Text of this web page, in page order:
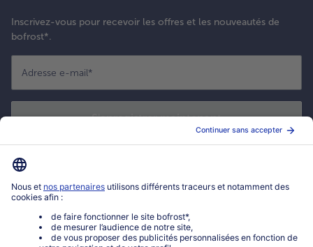
Inscrivez-vous pour recevoir les offres et les nouveautés de
bofrost*.
Adresse e-mail*
S'enregistrer maintenant
Mon compte bofrost*